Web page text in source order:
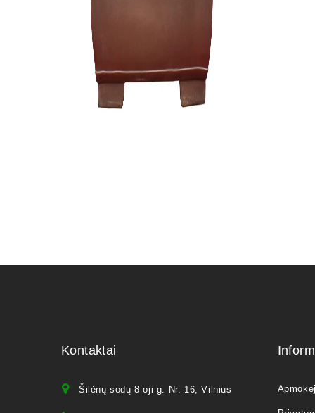
Kontaktai
Šilėnų sodų 8-oji g. Nr. 16, Vilnius